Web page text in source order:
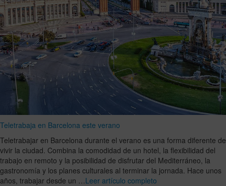
Teletrabaja en Barcelona este verano
Teletrabajar en Barcelona durante el verano es una forma diferente de
vivir la ciudad. Combina la comodidad de un hotel, la flexibilidad del
trabajo en remoto y la posibilidad de disfrutar del Mediterráneo, la
gastronomía y los planes culturales al terminar la jornada. Hace unos
años, trabajar desde un …Leer artículo completo